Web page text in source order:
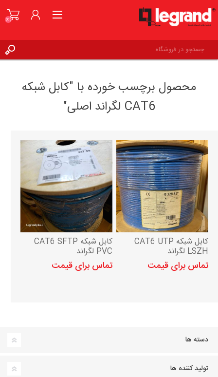
علاقه مندی ها
(0)
(0)
محصول برچسب خورده با "کابل شبکه
CAT6 لگراند اصلی"
کابل شبکه CAT6 UTP
LSZH لگراند
تماس برای قیمت
کابل شبکه CAT6 SFTP
PVC لگراند
تماس برای قیمت
دسته ها
تولید کننده ها